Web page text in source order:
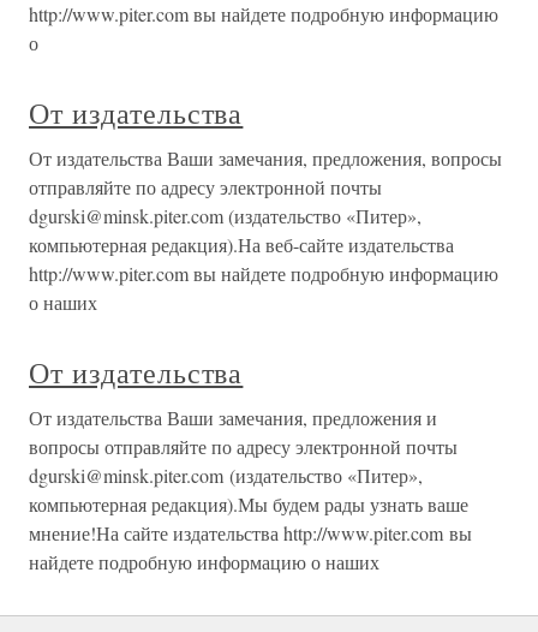
http://www.piter.com вы найдете подробную информацию
о
От издательства
От издательства Ваши замечания, предложения, вопросы
отправляйте по адресу электронной почты
dgurski@minsk.piter.com (издательство «Питер»,
компьютерная редакция).На веб-сайте издательства
http://www.piter.com вы найдете подробную информацию
о наших
От издательства
От издательства Ваши замечания, предложения и
вопросы отправляйте по адресу электронной почты
dgurski@minsk.piter.com (издательство «Питер»,
компьютерная редакция).Мы будем рады узнать ваше
мнение!На сайте издательства http://www.piter.com вы
найдете подробную информацию о наших